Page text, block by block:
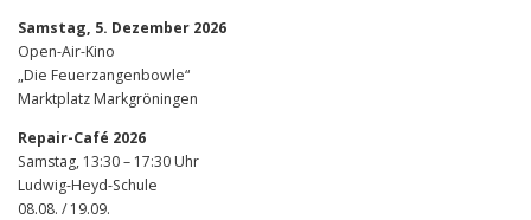
Samstag, 5. Dezember 2026
Open-Air-Kino
„Die Feuerzangenbowle“
Marktplatz Markgröningen
Repair-Café 2026
Samstag, 13:30 – 17:30 Uhr
Ludwig-Heyd-Schule
08.08. / 19.09.